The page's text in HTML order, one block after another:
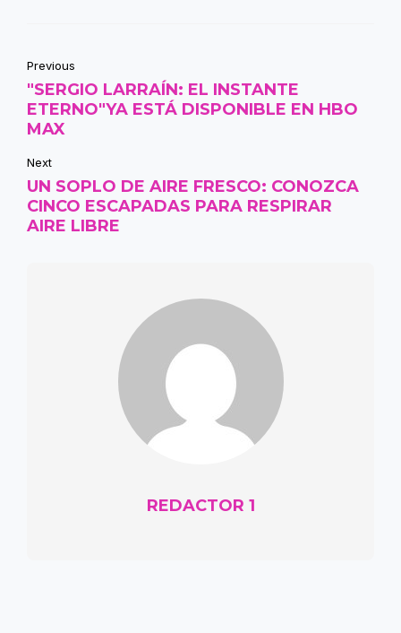
Previous
"SERGIO LARRAÍN: EL INSTANTE
ETERNO"YA ESTÁ DISPONIBLE EN HBO
MAX
Next
UN SOPLO DE AIRE FRESCO: CONOZCA
CINCO ESCAPADAS PARA RESPIRAR
AIRE LIBRE
REDACTOR 1